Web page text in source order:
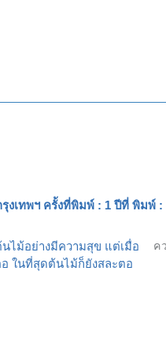
งเทพฯ ครั้งที่พิมพ์ : 1 ปีที่ พิมพ์
ค
นไม้อย่างมีความสุข แต่เมื่อ
ในที่สุดต้นไม้ก็ยังสละตอ